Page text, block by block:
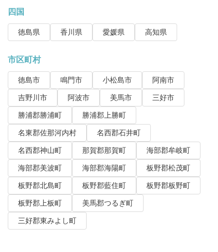
四国
徳島県 香川県 愛媛県 高知県
市区町村
徳島市 鳴門市 小松島市
阿南市
吉野川市
阿波市 美馬市
三好市
勝浦郡勝浦町
勝浦郡上勝町
名東郡佐那河内村
名西郡石井町
名西郡神山町
那賀郡那賀町
海部郡牟岐町
海部郡美波町
海部郡海陽町
板野郡松茂町
板野郡北島町
板野郡藍住町
板野郡板野町
板野郡上板町
美馬郡つるぎ町
三好郡東みよし町